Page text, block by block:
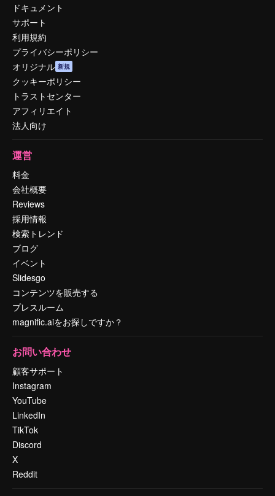
ドキュメント
サポート
利用規約
プライバシーポリシー
オリジナル 新規
クッキーポリシー
トラストセンター
アフィリエイト
法人向け
運営
料金
会社概要
Reviews
採用情報
検索トレンド
ブログ
イベント
Slidesgo
コンテンツを販売する
プレスルーム
magnific.aiをお探しですか？
お問い合わせ
顧客サポート
Instagram
YouTube
LinkedIn
TikTok
Discord
X
Reddit